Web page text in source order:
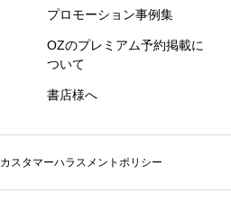
プロモーション事例集
OZのプレミアム予約掲載に
ついて
書店様へ
カスタマーハラスメントポリシー